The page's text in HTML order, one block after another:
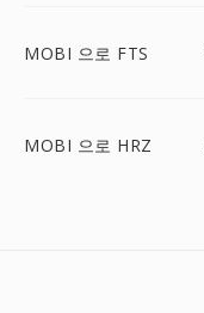
MOBI 으로 FTS
MOBI 으로 HRZ